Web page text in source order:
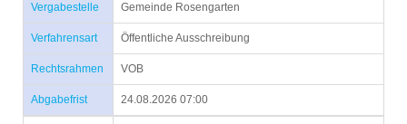
Vergabestelle Gemeinde Rosengarten
Verfahrensart Öffentliche Ausschreibung
Rechtsrahmen VOB
Abgabefrist 24.08.2026 07:00